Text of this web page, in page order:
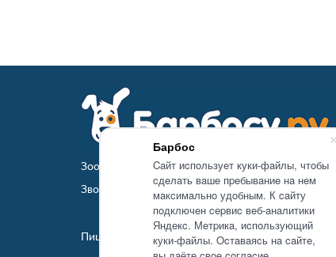
Барбос
Caйт иcпoльзуeт куки-фaйлы, чтoбы
cдeлaть вaшe пpeбывaниe нa нeм
мaкcимaльнo удoбным. К caйту
пoдключeн cepвиc вeб-aнaлитики
Яндeкc. Мeтpикa, иcпoльзующий
куки-фaйлы. Ocтaвaяcь нa caйтe,
Зоомагазин Барбосу.ру - товары для животных
Звоните:
+7 (4872)71-62-43
Пишите: order@barbosu.ru